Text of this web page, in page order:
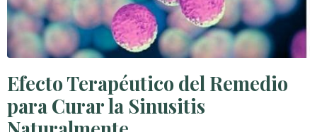
Efecto Terapéutico del Remedio
para Curar la Sinusitis